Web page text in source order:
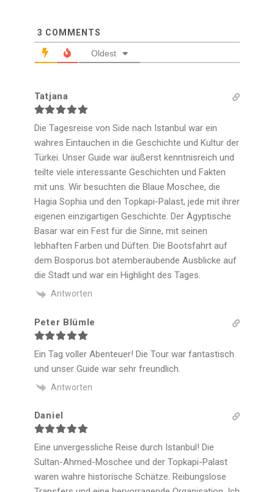
3 COMMENTS
Oldest
Tatjana
Die Tagesreise von Side nach Istanbul war ein
wahres Eintauchen in die Geschichte und Kultur der
Türkei. Unser Guide war äußerst kenntnisreich und
teilte viele interessante Geschichten und Fakten
mit uns. Wir besuchten die Blaue Moschee, die
Hagia Sophia und den Topkapi-Palast, jede mit ihrer
eigenen einzigartigen Geschichte. Der Ägyptische
Basar war ein Fest für die Sinne, mit seinen
lebhaften Farben und Düften. Die Bootsfahrt auf
dem Bosporus bot atemberaubende Ausblicke auf
die Stadt und war ein Highlight des Tages.
Antworten
Peter Blümle
Ein Tag voller Abenteuer! Die Tour war fantastisch
und unser Guide war sehr freundlich.
Antworten
Daniel
Eine unvergessliche Reise durch Istanbul! Die
Sultan-Ahmed-Moschee und der Topkapi-Palast
waren wahre historische Schätze. Reibungslose